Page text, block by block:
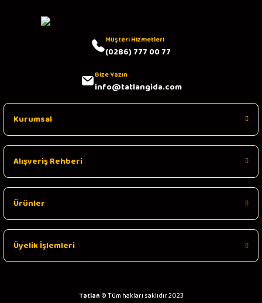
Müşteri Hizmetleri
(0286) 777 00 77
Bize Yazın
info@tatlangida.com
Kurumsal
Alışveriş Rehberi
Ürünler
Üyelik İşlemleri
Tatlan © Tüm hakları saklıdır. 2023